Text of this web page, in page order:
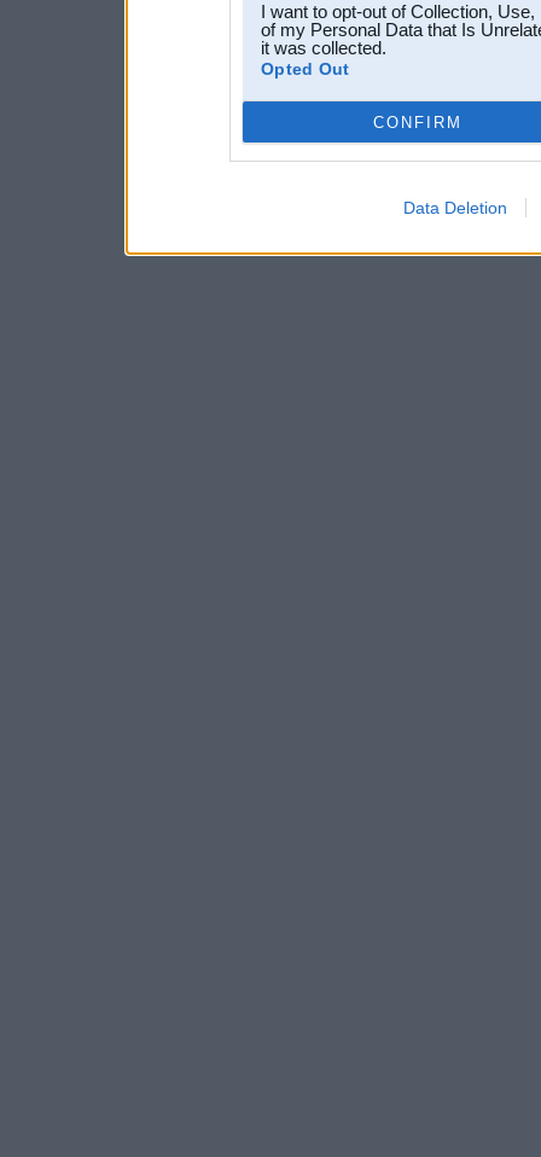
I want to opt-out of Collection,
of my Personal Data that Is
it was collected.
Opted Out
CONFIRM
Data Deletion